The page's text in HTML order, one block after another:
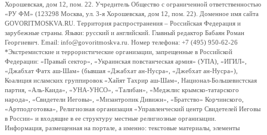
Хорошевская, дом 12, пом. 22. Учредитель Общество с ограниченной ответственностью
«РУ ФМ» (123298 Москва, ул. 3-я Хорошевская, дом 12, пом. 22). Доменное имя сайта
GOVORITMOSKVA.RU. Территория распространения – Российская Федерация и
зарубежные страны. Языки: русский и английский. Главный редактор Бабаян Роман
Георгиевич. Email: info@govoritmoskva.ru. Номер телефона: +7 (495) 950-62-26
*Экстремистские и террористические организации, запрещенные в Российской
Федерации: «Правый сектор», «Украинская повстанческая армия» (УПА), «ИГИЛ»,
«Джабхат Фатх аш-Шам» (бывшая «Джабхат ан-Нусра», «Джебхат ан-Нусра»),
Коалиция исламских группировок «Хайят Тахрир аш-Шам», Национал-Большевистская
партия, «Аль-Каида», «УНА-УНСО», «Талибан», «Меджлис крымско-татарского
народа», «Свидетели Иеговы», «Мизантропик Дивижн», «Братство» Корчинского,
«Артподготовка», Религиозная организация «Управленческий центр Свидетелей Иеговы
в России» и входящие в ее структуру местные религиозные организации.
Информация, размещенная на портале, а именно: текстовые материалы, элементы